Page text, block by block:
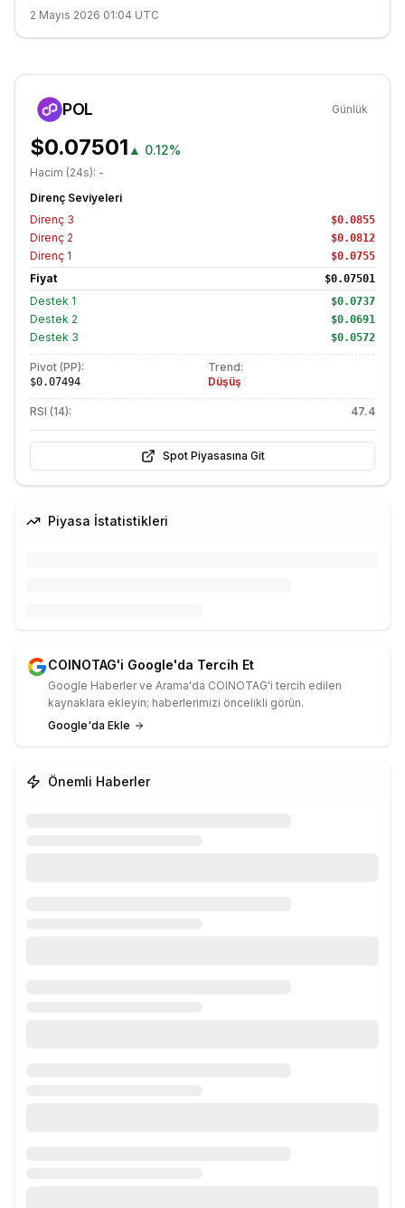
2 Mayıs 2026 01:04 UTC
POL Günlük
$0.07501 ▲ 0.12%
Hacim (24s): -
Direnç Seviyeleri
Direnç 3 $0.0855
Direnç 2 $0.0812
Direnç 1 $0.0755
Fiyat $0.07501
Destek 1 $0.0737
Destek 2 $0.0691
Destek 3 $0.0572
Pivot (PP):
$0.07494
Trend:
Düşüş
RSI (14): 47.4
Spot Piyasasına Git
Piyasa İstatistikleri
COINOTAG'i Google'da Tercih Et
Google Haberler ve Arama'da COINOTAG'i tercih edilen
kaynaklara ekleyin; haberlerimizi öncelikli görün.
Google'da Ekle
Önemli Haberler